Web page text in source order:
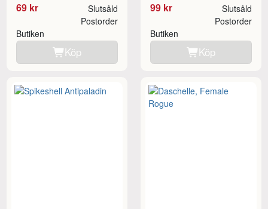
69 kr Slutsåld
Butiken
Postorder
Köp
99 kr Slutsåld
Butiken
Postorder
Köp